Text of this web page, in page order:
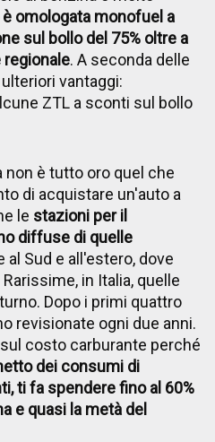
è omologata monofuel a
sul bollo del 75% oltre a
. A seconda delle
vantaggi:
ZTL a sconti sul bollo
non è tutto oro quel che
di acquistare un'auto a
le stazioni per il
diffuse di quelle
al Sud e all'estero, dove
in Italia, quelle
Dopo i primi quattro
revisionate ogni due anni.
costo carburante perché
dei consumi di
ti fa spendere fino al 60%
e quasi la metà del